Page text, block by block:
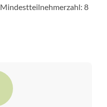
Mindestteilnehmerzahl: 8